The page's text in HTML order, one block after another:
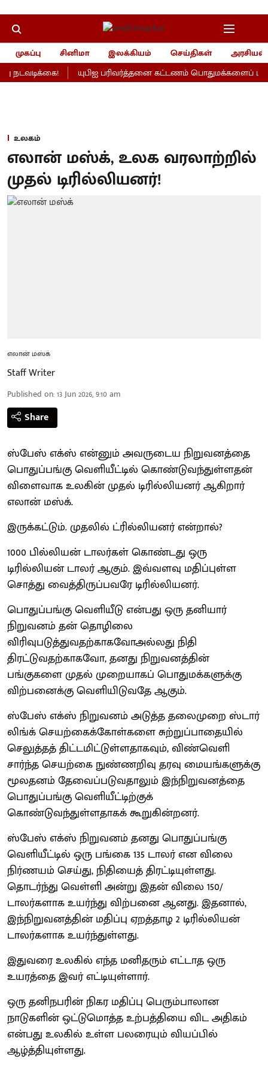
முகப்பு சினிமா இலக்கியம் செய்திகள்
அரசியல்
யுபிஐ பரிவர்த்தனை கட்டணம் பொதுமக்களைப்
உலகம்
எலான் மஸ்க், உலக வரலாற்றில்
முதல் டிரில்லியனர்!
எலான் மஸ்க்
Staff Writer
Published on:13 Jun 2026, 9:10 am
Share
ஸ்பேஸ் எக்ஸ் என்னும் அவருடைய நிறுவனத்தை
பொதுப்பங்கு வெளியீட்டில் கொண்டுவந்துள்ளதன்
விளைவாக உலகின் முதல் டிரில்லியனர் ஆகிறார்
எலான் மஸ்க்.
இருக்கட்டும். முதலில் ட்ரில்லியனர் என்றால்?
1000 பில்லியன் டாலர்கள் கொண்டது ஒரு
டிரில்லியன் டாலர் ஆகும். இவ்வளவு மதிப்புள்ள
சொத்து வைத்திருப்பவரே டிரில்லியனர்.
பொதுப்பங்கு வெளியீடு என்பது ஒரு தனியார்
நிறுவனம் தன் தொழிலை
விரிவுபடுத்துவதற்காகவோஅல்லது நிதி
திரட்டுவதற்காகவோ, தனது நிறுவனத்தின்
பங்குகளை முதல் முறையாகப் பொதுமக்களுக்கு
விற்பனைக்கு வெளியிடுவதே ஆகும்.
ஸ்பேஸ் எக்ஸ் நிறுவனம் அடுத்த தலைமுறை ஸ்டார்
லிங்க் செயற்கைக்கோள்களை சுற்றுப்பாதையில்
செலுத்தத் திட்டமிட்டுள்ளதாகவும், விண்வெளி
சார்ந்த செயற்கை நுண்ணறிவு தரவு மையங்களுக்கு
மூலதனம் தேவைப்படுவதாலும் இந்நிறுவனத்தை
பொதுப்பங்கு வெளியீட்டிற்குக்
கொண்டுவந்துள்ளதாகக் கூறுகின்றனர்.
ஸ்பேஸ் எக்ஸ் நிறுவனம் தனது பொதுப்பங்கு
வெளியீட்டில் ஒரு பங்கை 135 டாலர் என விலை
நிர்ணயம் செய்து, நிதியைத் திரட்டியுள்ளது.
தொடர்ந்து வெள்ளி அன்று இதன் விலை 150/
டாலர்களாக உயர்ந்து விற்பனை ஆனது. இதனால்,
இந்நிறுவனத்தின் மதிப்பு ஏறத்தாழ 2 டிரில்லியன்
டாலர்களாக உயர்ந்துள்ளது.
இதுவரை உலகில் எந்த மனிதரும் எட்டாத ஒரு
உயரத்தை இவர் எட்டியுள்ளார்.
ஒரு தனிநபரின் நிகர மதிப்பு பெரும்பாலான
நாடுகளின் ஒட்டுமொத்த உற்பத்தியை விட அதிகம்
என்பது உலகில் உள்ள பலரையும் வியப்பில்
ஆழ்த்தியுள்ளது.